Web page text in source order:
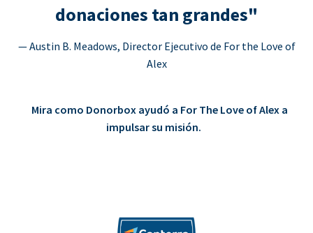
donaciones tan grandes"
— Austin B. Meadows, Director Ejecutivo de For the Love of
Alex
Mira como Donorbox ayudó a For The Love of Alex a
impulsar su misión.